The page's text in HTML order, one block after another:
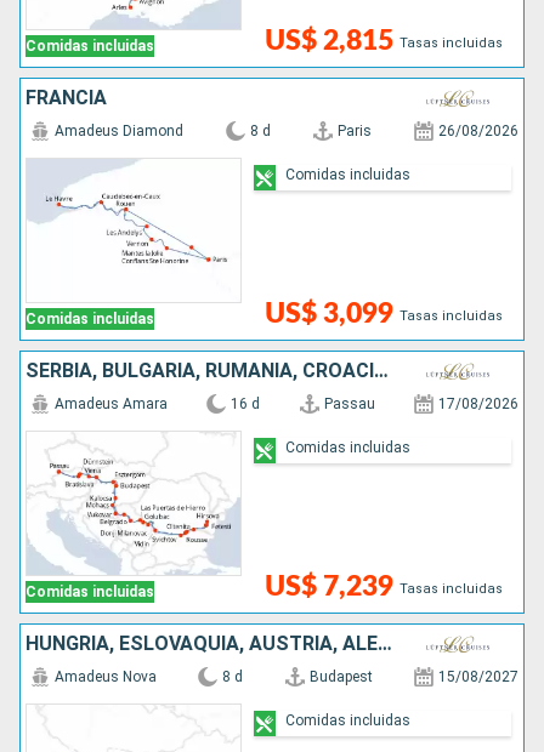
Comidas incluidas US$ 2,815 Tasas incluidas
FRANCIA
Comidas incluidas
Amadeus Diamond 8 d Paris 26/08/2026
US$ 3,099 Tasas incluidas
Comidas incluidas
SERBIA, BULGARIA, RUMANIA, CROACIA, HUNGRÍA, ESLOVAQUIA, AUSTRIA, ALEMANIA
Comidas incluidas
Amadeus Amara 16 d Passau 17/08/2026
US$ 7,239 Tasas incluidas
Comidas incluidas
HUNGRÍA, ESLOVAQUIA, AUSTRIA, ALEMANIA
Amadeus Nova 8 d Budapest 15/08/2027
Comidas incluidas